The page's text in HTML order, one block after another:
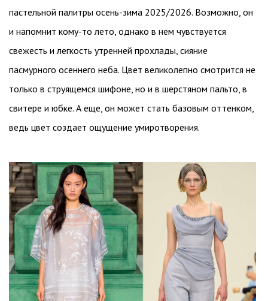
пастельной палитры осень-зима 2025/2026. Возможно, он
и напомнит кому-то лето, однако в нем чувствуется
свежесть и легкость утренней прохлады, сияние
пасмурного осеннего неба. Цвет великолепно смотрится не
только в струящемся шифоне, но и в шерстяном пальто, в
свитере и юбке. А еще, он может стать базовым оттенком,
ведь цвет создает ощущение умиротворения.